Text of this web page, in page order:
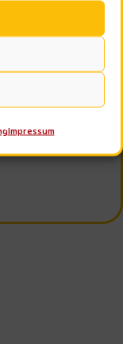
Impressum
Alles ausklappen
Vidya